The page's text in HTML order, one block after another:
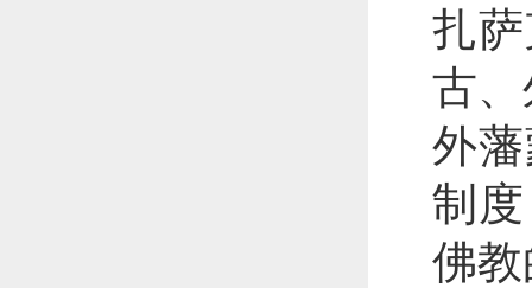
扎
古
外
制
佛